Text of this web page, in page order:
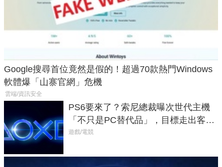
Google搜尋首位竟然是假的！超過70款熱門Windows
軟體爆「山寨官網」危機
雲端/資訊安全
PS6要來了？索尼總裁曝次世代主機
「不只是PC替代品」，目標走出客
廳、進軍電競桌面
遊戲/電競